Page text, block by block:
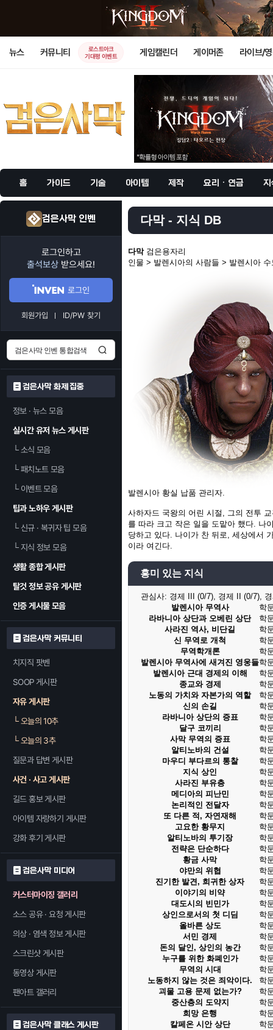
뉴스 커뮤니티
로스트아크
기대평 이벤트
게임캘린더 게이머존 라이브/
홈 가이드 기술 아이템 제작 요리 · 연금 지
검은사막 인벤
로그인하고
출석보상 받으세요!
로그인
회원가입 ID/PW 찾기
검은사막 화제 집중
정보 · 뉴스 모음
실시간 유저 뉴스 게시판
└소식 모음
└패치노트 모음
└이벤트 모음
팁과 노하우 게시판
└신규 · 복귀자 팁 모음
└지식 정보 모음
생활 종합 게시판
탈것 정보 공유 게시판
인증 게시물 모음
검은사막 커뮤니티
치지직 팟벤
SOOP 게시판
자유 게시판
└오늘의 10추
└오늘의 3추
질문과 답변 게시판
사건 · 사고 게시판
길드 홍보 게시판
아이템 자랑하기 게시판
강화 후기 게시판
검은사막 미디어
커스터마이징 갤러리
소스 공유 · 요청 게시판
의상 · 염색 정보 게시판
스크린샷 게시판
동영상 게시판
팬아트 갤러리
검은사막 클래스 게시판
다막 - 지식 DB
다막 검은용자리
인물 > 발렌시아의 사람들 > 발렌시아
발렌시아 황실 납품 관리자.
사하자드 국왕의 어린 시절, 그의 전투
를 따라 크고 작은 일을 도맡아 했다. 나
당하고 있다. 나이가 찬 뒤로, 세상에서
이라 여긴다.
흥미 있는 지식
관심사: 경제 III (0/7), 경제 II (0/7),
발렌시아 무역사
학
라바니아 상단과 오베린 상단
학
사라진 역사, 비단길
학
신 무역로 개척
학
무역학개론
학
발렌시아 무역사에 새겨진 영웅들학
발렌시아 근대 경제의 이해
학
종교와 경제
학
노동의 가치와 자본가의 역할
학
신의 손길
학
라바니아 상단의 증표
학
달구 코끼리
학
사막 무역의 증표
학
알티노바의 건설
학
마우디 부다르의 통찰
학
지식 상인
학
사라진 부유층
학
메디아의 피난민
학
논리적인 전달자
학
또 다른 적, 자연재해
학
고요한 황무지
학
알티노바의 투기장
학
전략은 단순하다
학
황금 사막
학
야만의 위협
학
진기한 발견, 희귀한 상자
학
이야기의 비약
학
대도시의 빈민가
학
상인으로서의 첫 디딤
학
올바른 상도
학
서민 경제
학
돈의 달인, 상인의 농간
학
누구를 위한 화폐인가
학
무역의 시대
학
노동하지 않는 것은 죄악이다.
학
괴물 고용 문제 없는가?
학
중산층의 도약지
학
희망 은행
학
칼페온 시안 상단
학